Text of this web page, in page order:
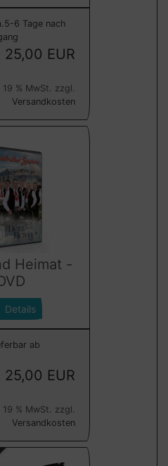
6 Tage nach
25,00 EUR
19 % MwSt. zzgl.
Versandkosten
Heimat -
Details
ab
25,00 EUR
19 % MwSt. zzgl.
Versandkosten